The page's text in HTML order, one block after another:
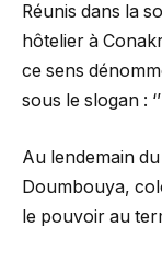
Réunis dans la
hôtelier à
ce sens
sous le slogan :
Au lendemain
Doumbouya,
le pouvoir au